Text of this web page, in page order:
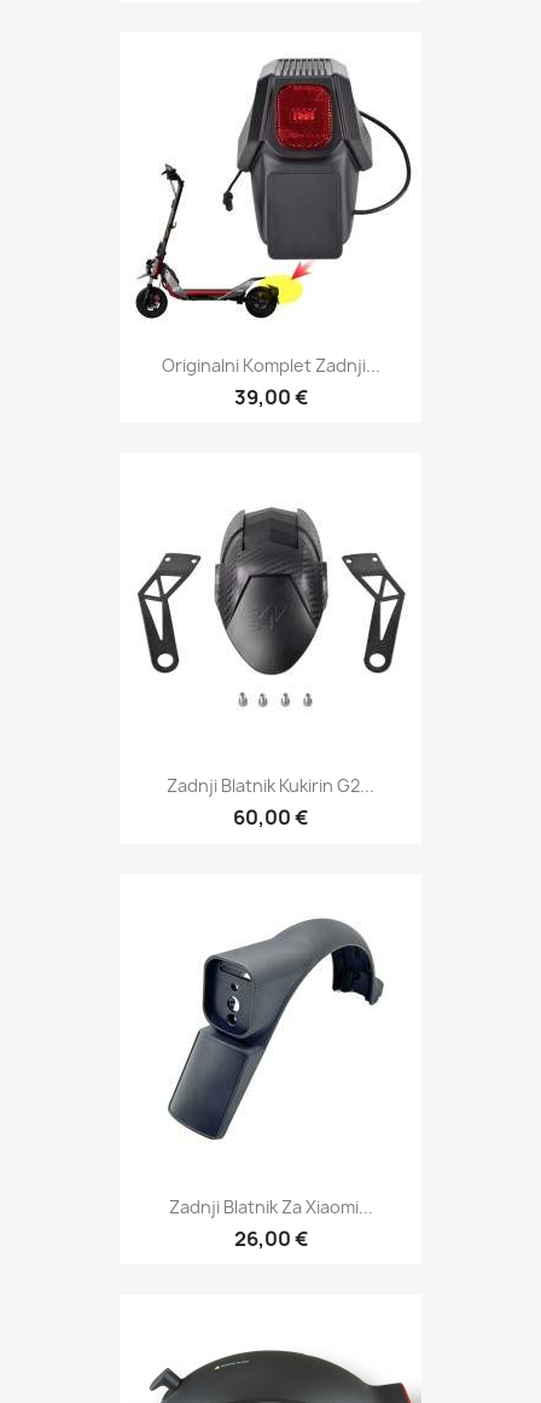
Originalni Komplet Zadnji...
39,00 €
Zadnji Blatnik Kukirin G2...
60,00 €
Zadnji Blatnik Za Xiaomi...
26,00 €